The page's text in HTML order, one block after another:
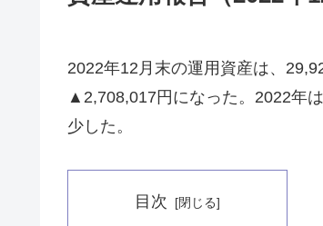
2022年12月末の運用資産は、
▲2,708,017円になった。2022年
少した。
目次